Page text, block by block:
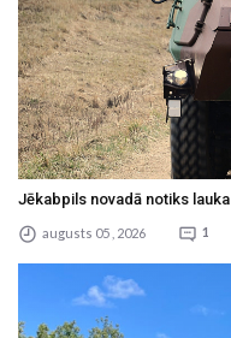
Jēkabpils novadā notiks
augusts 05 , 2026 1